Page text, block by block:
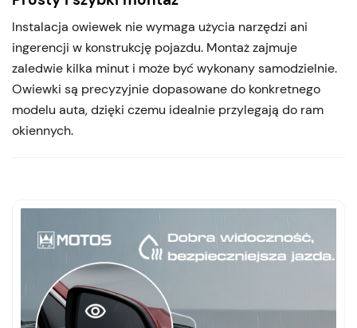
Instalacja owiewek nie wymaga użycia narzędzi ani
ingerencji w konstrukcję pojazdu. Montaż zajmuje
zaledwie kilka minut i może być wykonany samodzielnie.
Owiewki są precyzyjnie dopasowane do konkretnego
modelu auta, dzięki czemu idealnie przylegają do ram
okiennych.